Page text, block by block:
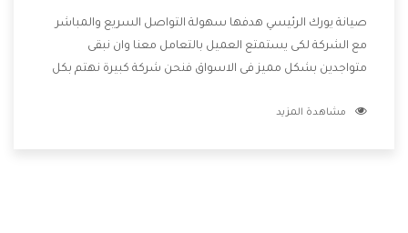
صيانة يورك الرئيسي هدفها سهولة التواصل السريع والمباشر
مع الشركة لكى يستمتع العميل بالتعامل معنا وان نبقى
متواجدين بشكل مميز فى الاسواق فنحن شركة كبيرة نهتم بكل
الشركة بها والتى تكون منها خدمة الصيانة التى تكون من أهم
مشاهدة المزيد